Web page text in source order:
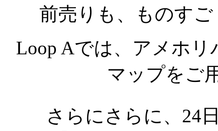
前売りも、ものす
Loop Aでは、アメホ
マップをご
さらにさらに、24